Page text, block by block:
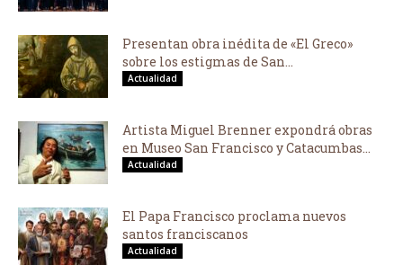
Presentan obra inédita de «El Greco»
sobre los estigmas de San...
Actualidad
Artista Miguel Brenner expondrá obras
en Museo San Francisco y Catacumbas...
Actualidad
El Papa Francisco proclama nuevos
santos franciscanos
Actualidad